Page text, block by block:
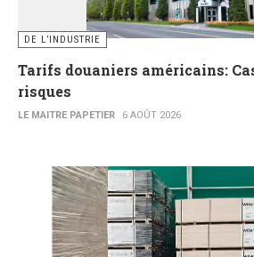
DE L’INDUSTRIE
Tarifs douaniers américains:
risques
LE MAITRE PAPETIER 6 AOÛT 2026